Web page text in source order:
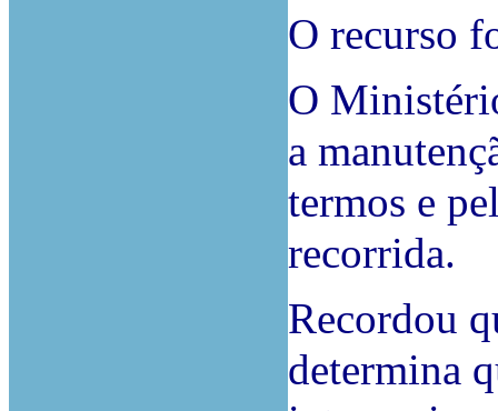
O recurso
O
a
termos e
recorrida.
Recordou
determina